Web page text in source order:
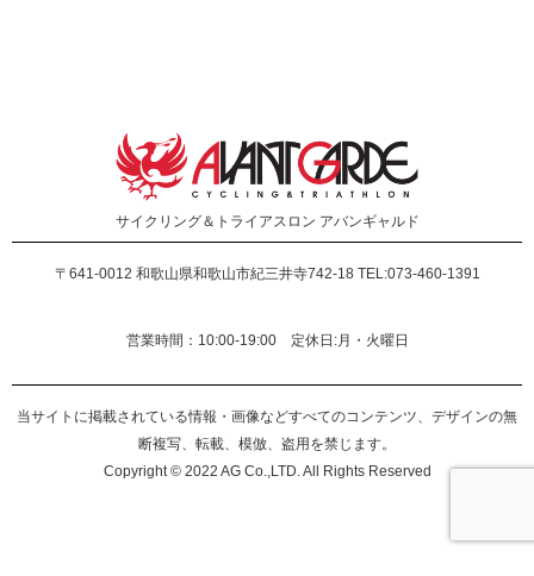
サイクリング＆トライアスロン アバンギャルド
〒641-0012 和歌山県和歌山市紀三井寺742-18 TEL:073-460-1391
営業時間：10:00-19:00 定休日:月・火曜日
当サイトに掲載されている情報・画像などすべてのコンテンツ、デザインの無
断複写、転載、模倣、盗用を禁じます。
Copyright © 2022 AG Co.,LTD. All Rights Reserved